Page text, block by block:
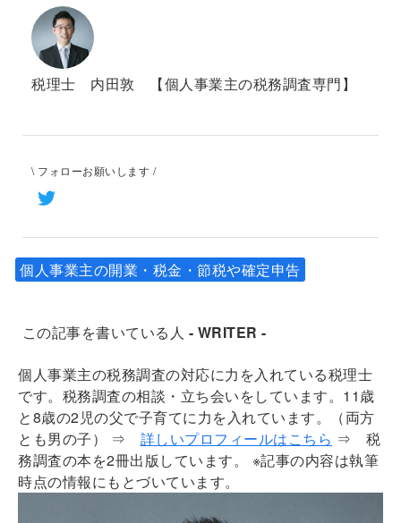
税理士 内田敦 【個人事業主の税務調査専門】
\ フォローお願いします /
個人事業主の開業・税金・節税や確定申告
この記事を書いている人 - WRITER -
個人事業主の税務調査の対応に力を入れている税理士
です。税務調査の相談・立ち会いをしています。11歳
と8歳の2児の父で子育てに力を入れています。（両方
とも男の子）
⇒ 詳しいプロフィールはこちら ⇒ 税
務調査の本を2冊出版しています。 ※記事の内容は執筆
時点の情報にもとづいています。